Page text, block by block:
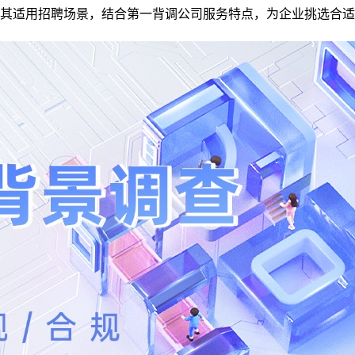
适用招聘场景，结合第一背调公司服务特点，为企业挑选合